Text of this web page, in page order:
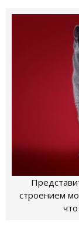
строением